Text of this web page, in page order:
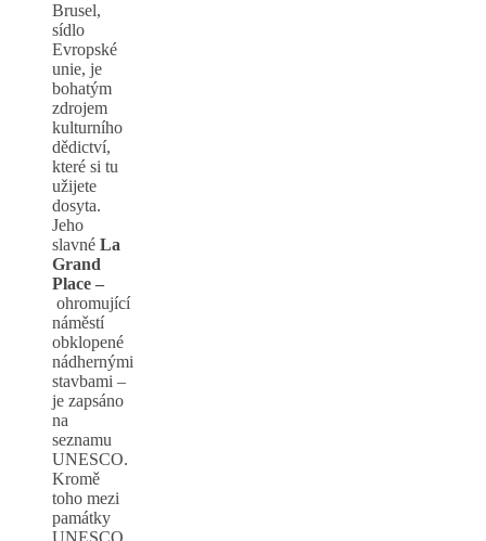
Brusel,
sídlo
Evropské
unie, je
bohatým
zdrojem
kulturního
dědictví,
které si tu
užijete
dosyta.
Jeho
slavné La
Grand
Place –
ohromující
náměstí
obklopené
nádhernými
stavbami –
je zapsáno
na
seznamu
UNESCO.
Kromě
toho mezi
památky